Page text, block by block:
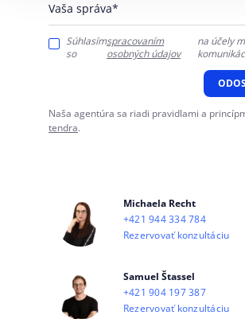
Michaela Recht
+421 944 334 784
Rezervovať konzultáciu
Samuel Štassel
+421 904 197 387
Rezervovať konzultáciu
Vaša správa*
Súhlasím
so
spracovaním
osobných údajov
na účely
Naša agentúra sa riadi pravidlami a
tendra.